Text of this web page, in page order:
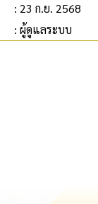
: 23 ก.ย. 2568
: ผู้ดูแลระบบ